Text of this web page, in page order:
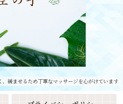
緩ませるため丁寧なマッサージを心がけています